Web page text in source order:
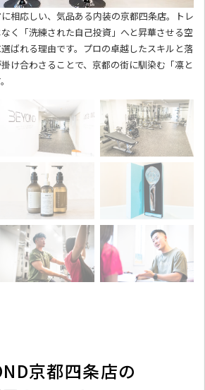
相応しい、気品ある内装の京都四条店。トレ
く「洗練された自己投資」へと昇華させる空
ばれる理由です。プロの卓越したスキルと落
け合わさることで、京都の街に馴染む「凛と
京都四条店の